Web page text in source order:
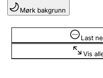
Lag og foreining
Registrere, endre, slette
Mørk bakgrunn
Last
Vis
Opplysninger er skjult